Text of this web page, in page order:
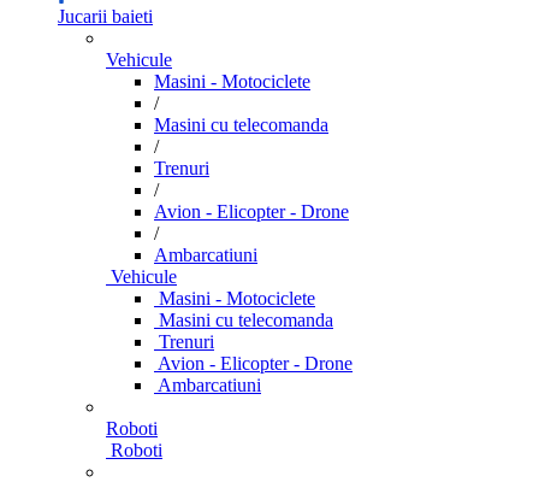
Jucarii baieti
Vehicule
Masini - Motociclete
/
Masini cu telecomanda
/
Trenuri
/
Avion - Elicopter - Drone
/
Ambarcatiuni
Vehicule
Masini - Motociclete
Masini cu telecomanda
Trenuri
Avion - Elicopter - Drone
Ambarcatiuni
Roboti
Roboti